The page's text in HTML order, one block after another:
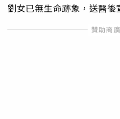
劉女已無生命跡象，送醫後